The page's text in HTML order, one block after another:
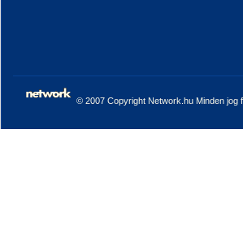
© 2007 Copyright Network.hu Minden jog